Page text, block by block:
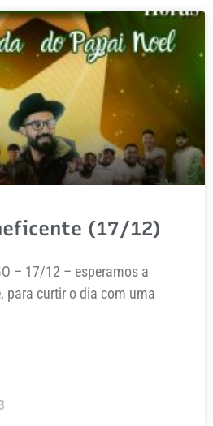
(17/12)
– 17/12 – esperamos a
para curtir o dia com uma